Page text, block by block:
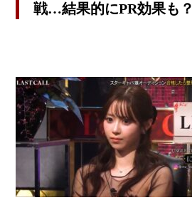
戦…結果的にPR効果も？